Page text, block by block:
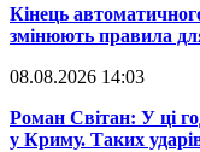
​Кінець
змінюють правила
08.08.2026 14:03
​Роман Світан: У ці
у Криму. Таких